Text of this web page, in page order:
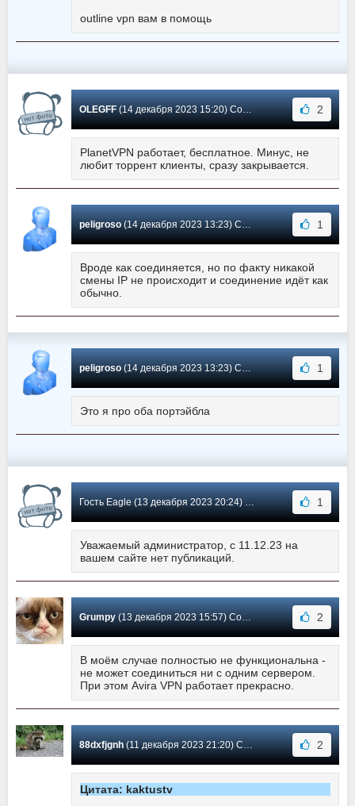
outline vpn вам в помощь
OLEGFF(14 декабря 2023 15:20) Сообщение #161 2
PlanetVPN работает, бесплатное. Минус, не
любит торрент клиенты, сразу закрывается.
peligroso(14 декабря 2023 13:23) Сообщение #160 1
Вроде как соединяется, но по факту никакой
смены IP не происходит и соединение идёт как
обычно.
peligroso(14 декабря 2023 13:23) Сообщение #159 1
Это я про оба портэйбла
Гость Eagle (13 декабря 2023 20:24) Сообщение #158 1
Уважаемый администратор, с 11.12.23 на
вашем сайте нет публикаций.
Grumpy(13 декабря 2023 15:57) Сообщение #157 2
В моём случае полностью не функциональна -
не может соединиться ни с одним сервером.
При этом Avira VPN работает прекрасно.
88dxfjgnh(11 декабря 2023 21:20) Сообщение #156 2
Цитата: kaktustv